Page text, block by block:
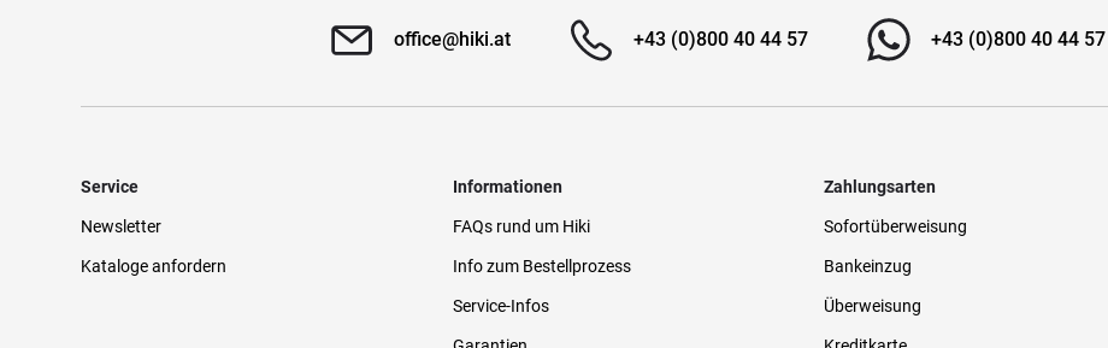
office@hiki.at +43 (0)800 40 44 57 +43 (0)800 40 44 57
Service
Newsletter
Kataloge anfordern
Informationen
FAQs rund um Hiki
Info zum Bestellprozess
Service-Infos
Zahlungsarten
Sofortüberweisung
Bankeinzug
Überweisung